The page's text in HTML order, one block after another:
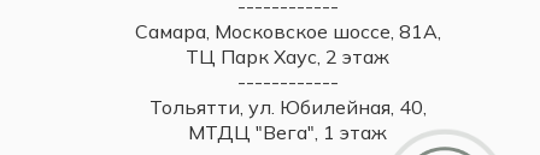
------------
Самара, Московское шоссе, 81А,
ТЦ Парк Хаус, 2 этаж
------------
Тольятти, ул. Юбилейная, 40,
МТДЦ "Вега", 1 этаж
Дарим 5000 балов